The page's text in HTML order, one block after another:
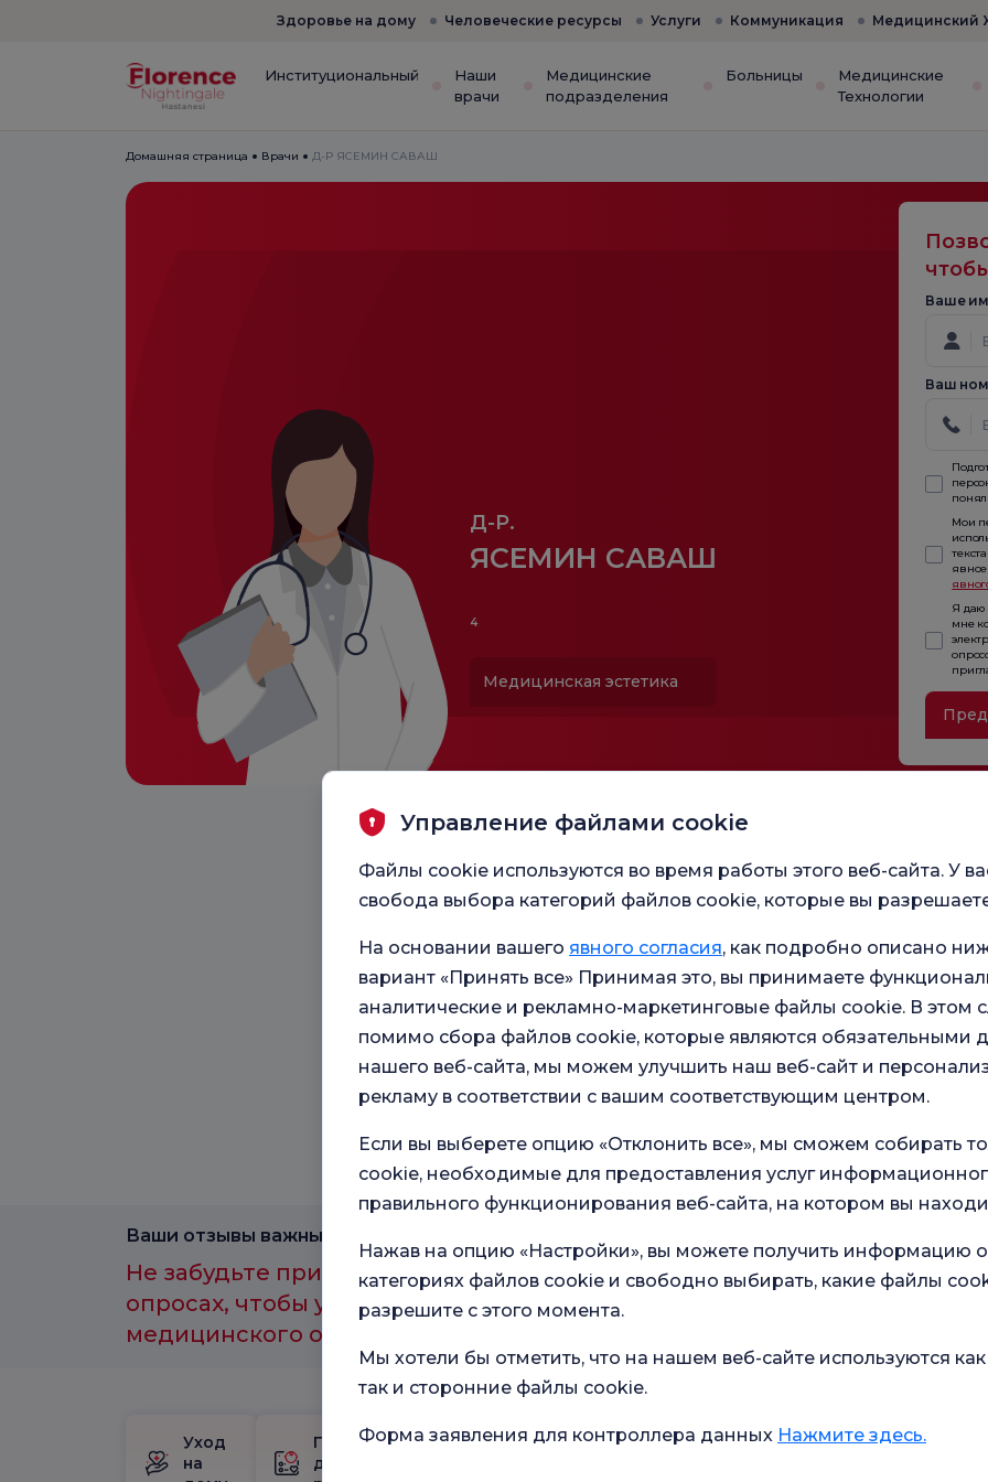
Здоровье на дому Человеческие ресурсы Услуги Коммуникация Медицинский
Институциональный
Наши
врачи
Медицинские
подразделения
Больницы
Медицинские
Технологии
Домашняя страница Врачи Д-Р ЯСЕМИН САВАШ
Д-Р.
ЯСЕМИН САВАШ
4
Медицинская эстетика
Ваше
Ваш
понял
Мои
Я даю
мне
Уход
на
Пакет
для
Школа для
Ваши отзывы важны для нас.
Не забудьте принять участие в наших
опросах, чтобы улучшить качество
медицинского обслуживания.
Общий опрос
удовлетворенности
Управление файлами cookie
Файлы cookie используются во время работы этого веб-сайта. У
свобода выбора категорий файлов cookie, которые вы
На основании вашего явного согласия, как подробно описано
вариант «Принять все» Принимая это, вы принимаете
аналитические и рекламно-маркетинговые файлы cookie. В этом
помимо сбора файлов cookie, которые являются обязательными
нашего веб-сайта, мы можем улучшить наш веб-сайт и
рекламу в соответствии с вашим соответствующим центром.
Если вы выберете опцию «Отклонить все», мы сможем собирать
cookie, необходимые для предоставления услуг
правильного функционирования веб-сайта, на котором вы
Нажав на опцию «Настройки», вы можете получить информацию
категориях файлов cookie и свободно выбирать, какие файлы
разрешите с этого момента.
Мы хотели бы отметить, что на нашем веб-сайте используются
так и сторонние файлы cookie.
Форма заявления для контроллера данных Нажмите здесь.